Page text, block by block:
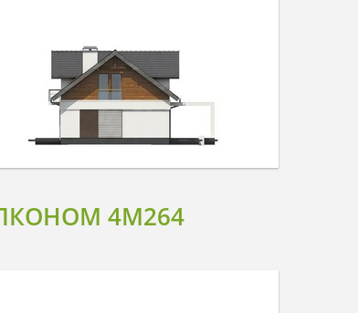
4M264